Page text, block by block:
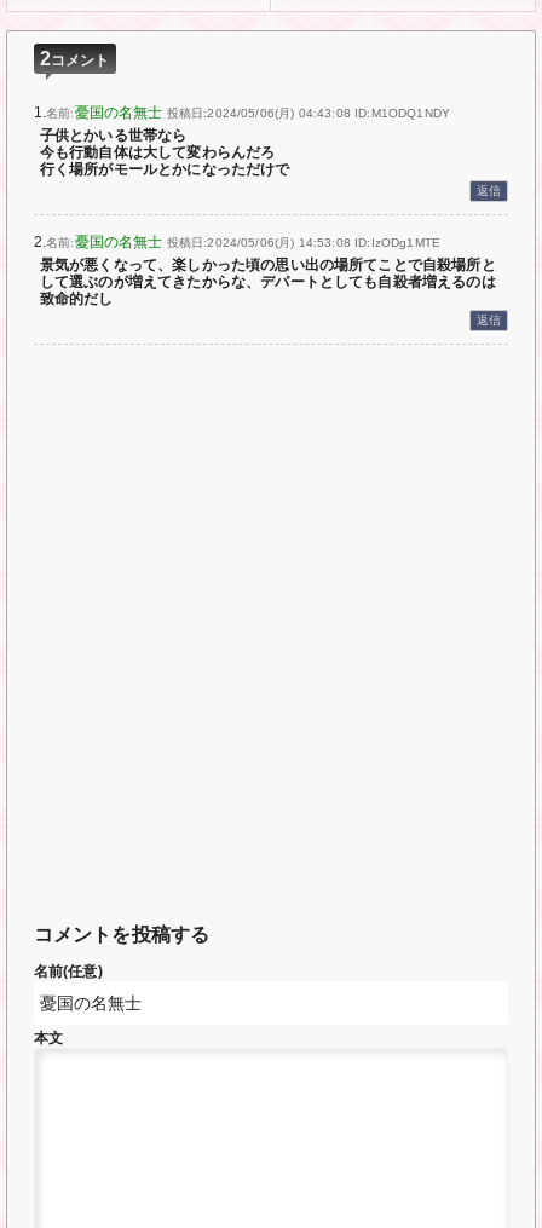
2コメント
1.名前:憂国の名無士 投稿日:2024/05/06(月) 04:43:08 ID:M1ODQ1NDY
子供とかいる世帯なら
今も行動自体は大して変わらんだろ
行く場所がモールとかになっただけで
返信
2.名前:憂国の名無士 投稿日:2024/05/06(月) 14:53:08 ID:IzODg1MTE
景気が悪くなって、楽しかった頃の思い出の場所てことで自殺場所と
して選ぶのが増えてきたからな、デパートとしても自殺者増えるのは
致命的だし
返信
コメントを投稿する
名前(任意)
本文